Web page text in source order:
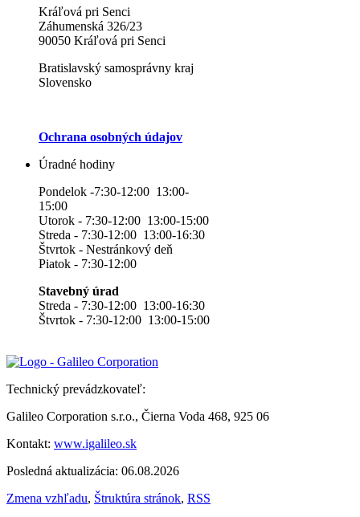
Kráľová pri Senci
Záhumenská 326/23
90050 Kráľová pri Senci
Bratislavský samosprávny kraj
Slovensko
Ochrana osobných údajov
Úradné hodiny
Pondelok -7:30-12:00 13:00-
15:00
Utorok - 7:30-12:00 13:00-15:00
Streda - 7:30-12:00 13:00-16:30
Štvrtok - Nestránkový deň
Piatok - 7:30-12:00
Stavebný úrad
Streda - 7:30-12:00 13:00-16:30
Štvrtok - 7:30-12:00 13:00-15:00
Technický prevádzkovateľ:
Galileo Corporation s.r.o., Čierna Voda 468, 925 06
Kontakt: www.igalileo.sk
Posledná aktualizácia: 06.08.2026
Zmena vzhľadu, Štruktúra stránok, RSS